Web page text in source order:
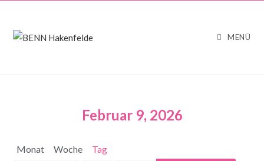
MENÜ
Februar 9, 2026
Monat Woche Tag